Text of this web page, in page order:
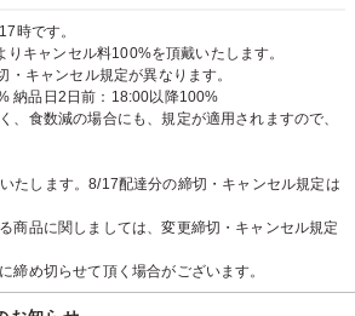
時です。
キャンセル料100%を頂戴いたします。
キャンセル規定が異なります。
納品日2日前：18:00以降100%
、食数減の場合にも、規定が適用されますので、
たします。8/17配達分の締切・キャンセル規定は
商品に関しましては、変更締切・キャンセル規定
締め切らせて頂く場合がございます。